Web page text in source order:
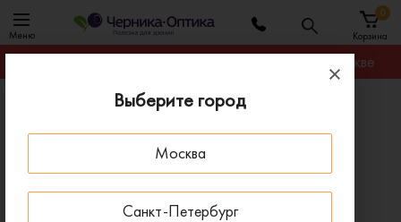
Выберите город
Москва
Санкт-Петербург
Меню Корзина
0
Гарантируем лучшую цену на любую оправу в Москве
Оправы для очков
Оправа PIERRE CARDIN PC 6827 SKL
ПОД ЗАКАЗ